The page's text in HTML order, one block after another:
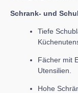
Schrank- und
Tiefe
Fächer mit
Utensilien.
Hohe